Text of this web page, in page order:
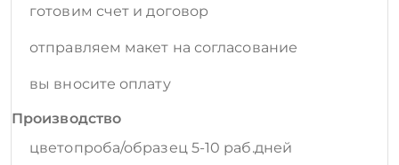
готовим счет и договор
отправляем макет на согласование
вы вносите оплату
Производство
цветопроба/образец 5-10 раб.дней